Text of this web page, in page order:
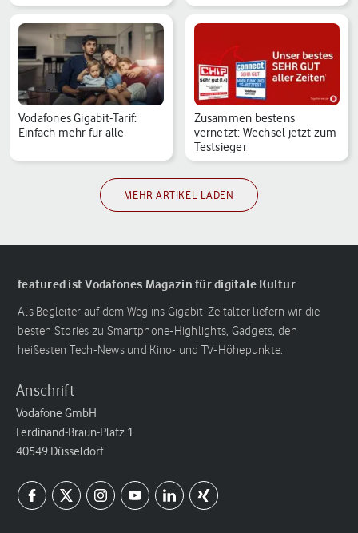
Vodafones Gigabit-Tarif:
Einfach mehr für alle
Zusammen bestens
vernetzt: Wechsel jetzt zum
Testsieger
MEHR ARTIKEL LADEN
featured ist Vodafones Magazin für digitale Kultur
Als Begleiter auf dem Weg ins Gigabit-Zeitalter liefern wir die
besten Stories zu Smartphone-Highlights, Gadgets, den
heißesten Tech-News und Kino- und TV-Höhepunkte.
Anschrift
Vodafone GmbH
Ferdinand-Braun-Platz 1
40549 Düsseldorf